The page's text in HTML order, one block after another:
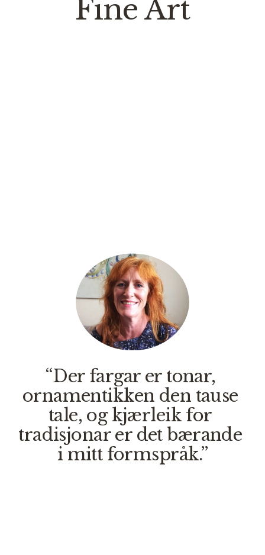
Fine Art
“Der fargar er tonar,
ornamentikken den tause
tale, og kjærleik for
tradisjonar er det bærande
i mitt formspråk.”